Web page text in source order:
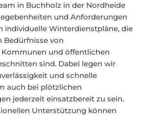
in Buchholz in der Nordheide
und Anforderungen
individuelle Winterdienstpläne, die
Bedürfnisse von
Kommunen und öffentlichen
sind. Dabei legen wir
und schnelle
auch bei plötzlichen
jederzeit einsatzbereit zu sein.
Unterstützung können